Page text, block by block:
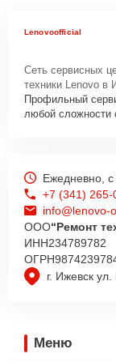
Lenovoofficial
Сеть сервисных
техники Lenovo в
Профильный
любой сложности
г. Ижевск
Ежедневно,
+7 (341) 265-
info@lenovo-
ООО“Ремонт
ИНН234789782
ОГРН
Меню